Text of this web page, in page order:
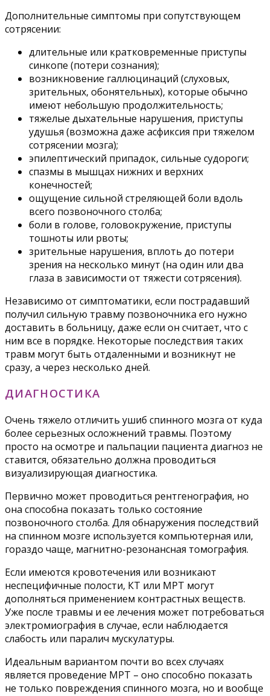
Дополнительные симптомы при сопутствующем
сотрясении:
длительные или кратковременные приступы
синкопе (потери сознания);
возникновение галлюцинаций (слуховых,
зрительных, обонятельных), которые обычно
имеют небольшую продолжительность;
тяжелые дыхательные нарушения, приступы
удушья (возможна даже асфиксия при тяжелом
сотрясении мозга);
эпилептический припадок, сильные судороги;
спазмы в мышцах нижних и верхних
конечностей;
ощущение сильной стреляющей боли вдоль
всего позвоночного столба;
боли в голове, головокружение, приступы
тошноты или рвоты;
зрительные нарушения, вплоть до потери
зрения на несколько минут (на один или два
глаза в зависимости от тяжести сотрясения).
Независимо от симптоматики, если пострадавший
получил сильную травму позвоночника его нужно
доставить в больницу, даже если он считает, что с
ним все в порядке. Некоторые последствия таких
травм могут быть отдаленными и возникнут не
сразу, а через несколько дней.
ДИАГНОСТИКА
Очень тяжело отличить ушиб спинного мозга от куда
более серьезных осложнений травмы. Поэтому
просто на осмотре и пальпации пациента диагноз не
ставится, обязательно должна проводиться
визуализирующая диагностика.
Первично может проводиться рентгенография, но
она способна показать только состояние
позвоночного столба. Для обнаружения последствий
на спинном мозге используется компьютерная или,
гораздо чаще, магнитно-резонансная томография.
Если имеются кровотечения или возникают
неспецифичные полости, КТ или МРТ могут
дополняться применением контрастных веществ.
Уже после травмы и ее лечения может потребоваться
электромиография в случае, если наблюдается
слабость или паралич мускулатуры.
Идеальным вариантом почти во всех случаях
является проведение МРТ – оно способно показать
не только повреждения спинного мозга, но и вообще